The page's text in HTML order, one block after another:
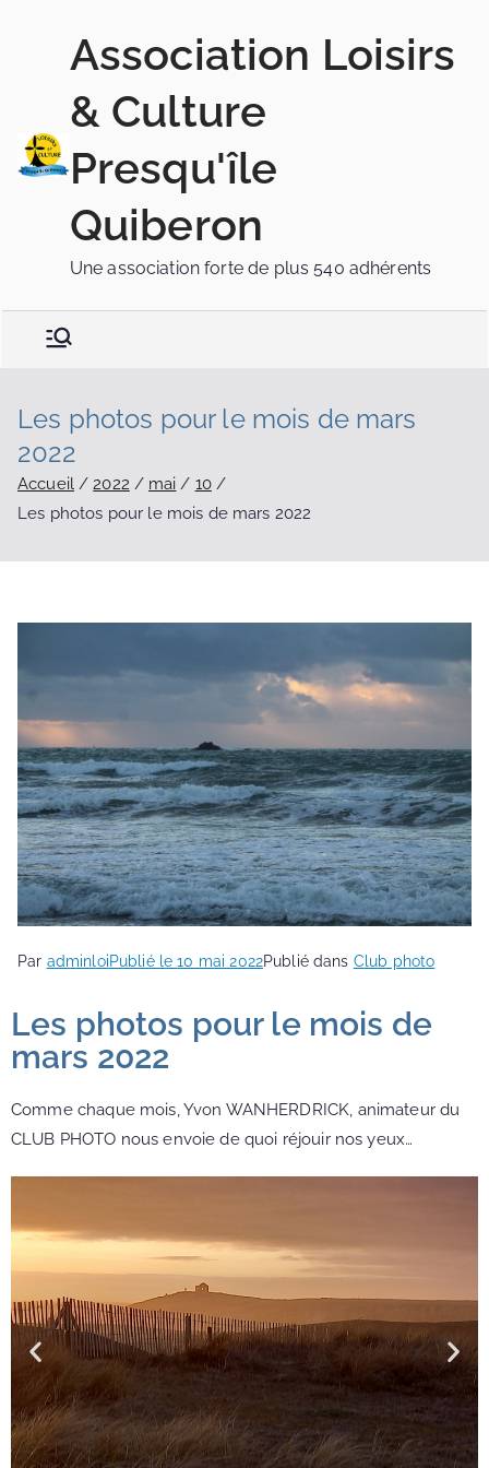
Association Loisirs
& Culture
Presqu'île
Quiberon
Une association forte de plus 540 adhérents
Les photos pour le mois de mars
2022
Accueil 2022 mai
10
Les photos pour le mois de mars 2022
Par adminloiPublié le10 mai 2022Publié dans Club photo
Les photos pour le mois de
mars 2022
Comme chaque mois, Yvon WANHERDRICK, animateur du
CLUB PHOTO nous envoie de quoi réjouir nos yeux…